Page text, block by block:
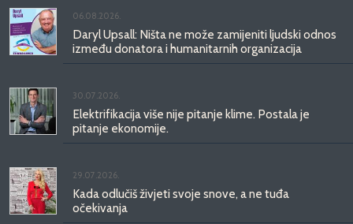
06.08.2026.
Daryl Upsall: Ništa ne može zamijeniti ljudski odnos
između donatora i humanitarnih organizacija
30.07.2026.
Elektrifikacija više nije pitanje klime. Postala je
pitanje ekonomije.
29.07.2026.
Kada odlučiš živjeti svoje snove, a ne tuđa
očekivanja